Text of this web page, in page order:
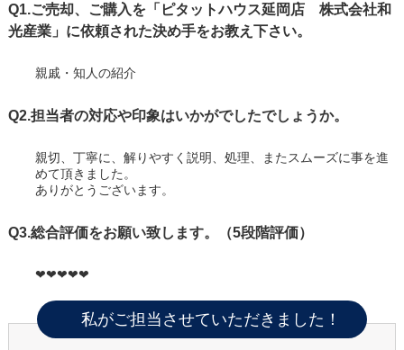
Q1.ご売却、ご購入を「ピタットハウス延岡店 株式会社和
光産業」に依頼された決め手をお教え下さい。
親戚・知人の紹介
Q2.担当者の対応や印象はいかがでしたでしょうか。
親切、丁寧に、解りやすく説明、処理、またスムーズに事を進
めて頂きました。
ありがとうございます。
Q3.総合評価をお願い致します。（5段階評価）
❤❤❤❤❤
私がご担当させていただきました！